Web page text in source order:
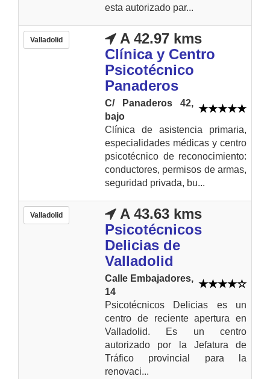
esta autorizado par...
Valladolid
A 42.97 kms
Clínica y Centro
Psicotécnico
Panaderos
C/ Panaderos 42,
bajo
Clínica de asistencia primaria,
especialidades médicas y centro
psicotécnico de reconocimiento:
conductores, permisos de armas,
seguridad privada, bu...
Valladolid
A 43.63 kms
Psicotécnicos
Delicias de
Valladolid
Calle Embajadores,
14
Psicotécnicos Delicias es un
centro de reciente apertura en
Valladolid. Es un centro
autorizado por la Jefatura de
Tráfico provincial para la
renovaci...